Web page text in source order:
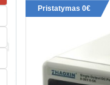
Pristatymas 0€